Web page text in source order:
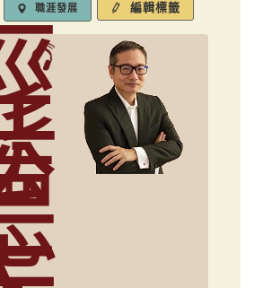
職涯發展 編輯標籤